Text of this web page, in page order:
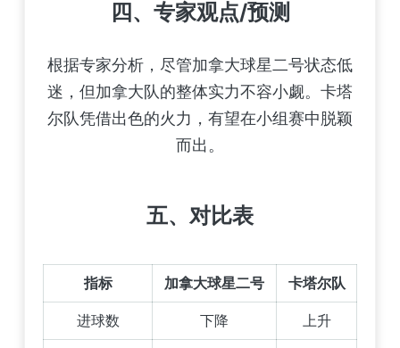
四、专家观点/预测
根据专家分析，尽管加拿大球星二号状态低
迷，但加拿大队的整体实力不容小觑。卡塔
尔队凭借出色的火力，有望在小组赛中脱颖
而出。
五、对比表
指标 加拿大球星二号 卡塔尔队
进球数 下降 上升